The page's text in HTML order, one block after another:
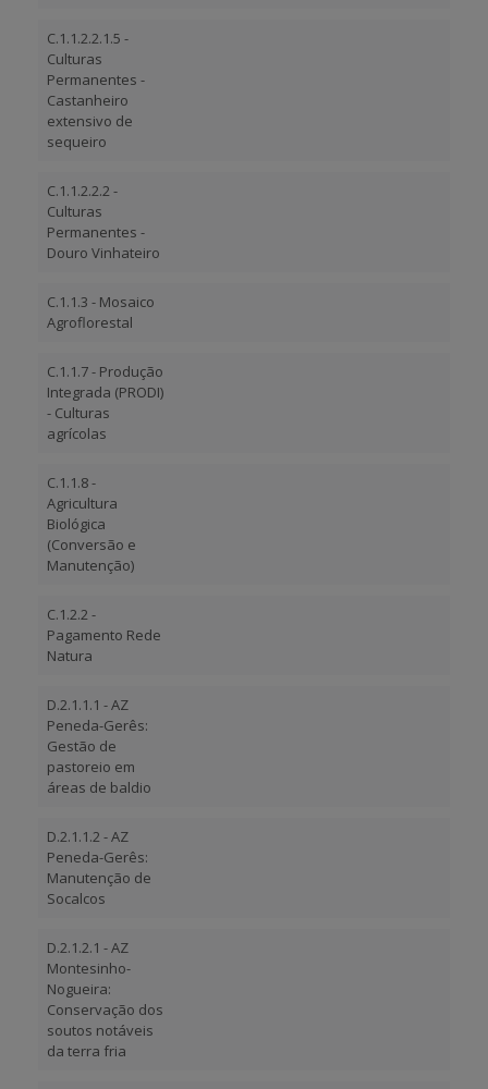
C.1.1.2.2.1.5 -
Culturas
Permanentes -
Castanheiro
extensivo de
sequeiro
C.1.1.2.2.2 -
Culturas
Permanentes -
Douro Vinhateiro
C.1.1.3 - Mosaico
Agroflorestal
C.1.1.7 - Produção
Integrada (PRODI)
- Culturas
agrícolas
C.1.1.8 -
Agricultura
Biológica
(Conversão e
Manutenção)
C.1.2.2 -
Pagamento Rede
Natura
D.2.1.1.1 - AZ
Peneda-Gerês:
Gestão de
pastoreio em
áreas de baldio
D.2.1.1.2 - AZ
Peneda-Gerês:
Manutenção de
Socalcos
D.2.1.2.1 - AZ
Montesinho-
Nogueira:
Conservação dos
soutos notáveis
da terra fria